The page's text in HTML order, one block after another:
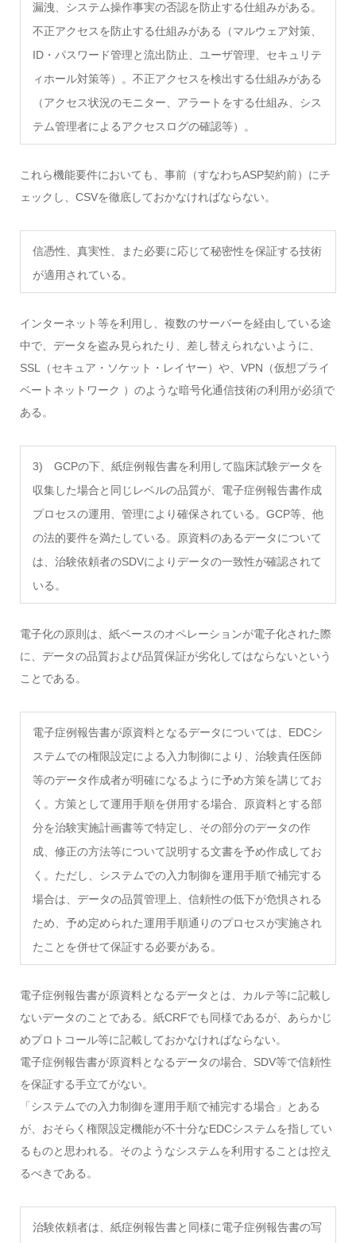
漏洩、システム操作事実の否認を防止する仕組みがある。
不正アクセスを防止する仕組みがある（マルウェア対策、
ID・パスワード管理と流出防止、ユーザ管理、セキュリテ
ィホール対策等）。不正アクセスを検出する仕組みがある
（アクセス状況のモニター、アラートをする仕組み、シス
テム管理者によるアクセスログの確認等）。
これら機能要件においても、事前（すなわちASP契約前）にチ
ェックし、CSVを徹底しておかなければならない。
信憑性、真実性、また必要に応じて秘密性を保証する技術
が適用されている。
インターネット等を利用し、複数のサーバーを経由している途
中で、データを盗み見られたり、差し替えられないように、
SSL（セキュア・ソケット・レイヤー）や、VPN（仮想プライ
ベートネットワーク ）のような暗号化通信技術の利用が必須で
ある。
3) GCPの下、紙症例報告書を利用して臨床試験データを
収集した場合と同じレベルの品質が、電子症例報告書作成
プロセスの運用、管理により確保されている。GCP等、他
の法的要件を満たしている。原資料のあるデータについて
は、治験依頼者のSDVによりデータの一致性が確認されて
いる。
電子化の原則は、紙ベースのオペレーションが電子化された際
に、データの品質および品質保証が劣化してはならないという
ことである。
電子症例報告書が原資料となるデータについては、EDCシ
ステムでの権限設定による入力制御により、治験責任医師
等のデータ作成者が明確になるように予め方策を講じてお
く。方策として運用手順を併用する場合、原資料とする部
分を治験実施計画書等で特定し、その部分のデータの作
成、修正の方法等について説明する文書を予め作成してお
く。ただし、システムでの入力制御を運用手順で補完する
場合は、データの品質管理上、信頼性の低下が危惧される
ため、予め定められた運用手順通りのプロセスが実施され
たことを併せて保証する必要がある。
電子症例報告書が原資料となるデータとは、カルテ等に記載し
ないデータのことである。紙CRFでも同様であるが、あらかじ
めプロトコール等に記載しておかなければならない。
電子症例報告書が原資料となるデータの場合、SDV等で信頼性
を保証する手立てがない。
「システムでの入力制御を運用手順で補完する場合」とある
が、おそらく権限設定機能が不十分なEDCシステムを指してい
るものと思われる。そのようなシステムを利用することは控え
るべきである。
治験依頼者は、紙症例報告書と同様に電子症例報告書の写